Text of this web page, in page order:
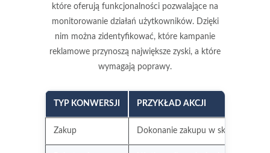
które oferują funkcjonalności pozwalające na
monitorowanie działań użytkowników. Dzięki
nim można zidentyfikować, które kampanie
reklamowe przynoszą największe zyski, a które
wymagają poprawy.
TYP KONWERSJI PRZYKŁAD AKCJI
Zakup Dokonanie zakupu w sklepie